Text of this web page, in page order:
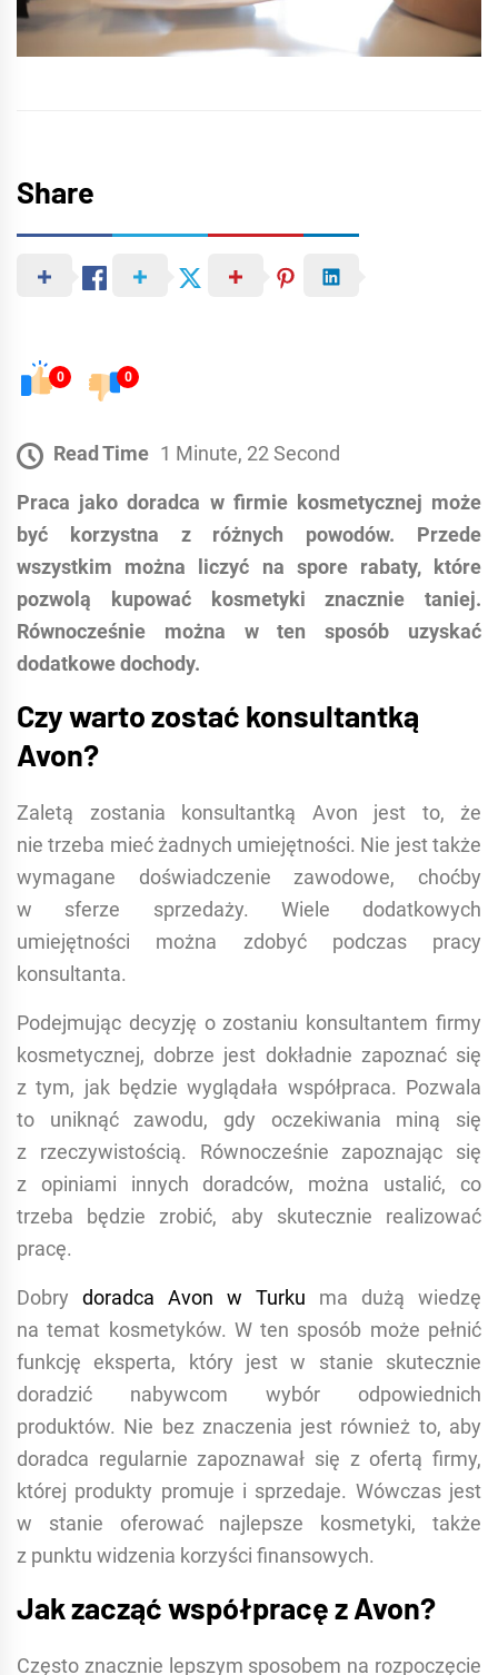
Share
0 0
Read Time 1 Minute, 22 Second
Praca jako doradca w firmie kosmetycznej może
być korzystna z różnych powodów. Przede
wszystkim można liczyć na spore rabaty, które
pozwolą kupować kosmetyki znacznie taniej.
Równocześnie można w ten sposób uzyskać
dodatkowe dochody.
Czy warto zostać konsultantką
Avon?
Zaletą zostania konsultantką Avon jest to, że
nie trzeba mieć żadnych umiejętności. Nie jest także
wymagane doświadczenie zawodowe, choćby
w sferze sprzedaży. Wiele dodatkowych
umiejętności można zdobyć podczas pracy
konsultanta.
Podejmując decyzję o zostaniu konsultantem firmy
kosmetycznej, dobrze jest dokładnie zapoznać się
z tym, jak będzie wyglądała współpraca. Pozwala
to uniknąć zawodu, gdy oczekiwania miną się
z rzeczywistością. Równocześnie zapoznając się
z opiniami innych doradców, można ustalić, co
trzeba będzie zrobić, aby skutecznie realizować
pracę.
Dobry doradca Avon w Turku ma dużą wiedzę
na temat kosmetyków. W ten sposób może pełnić
funkcję eksperta, który jest w stanie skutecznie
doradzić nabywcom wybór odpowiednich
produktów. Nie bez znaczenia jest również to, aby
doradca regularnie zapoznawał się z ofertą firmy,
której produkty promuje i sprzedaje. Wówczas jest
w stanie oferować najlepsze kosmetyki, także
z punktu widzenia korzyści finansowych.
Jak zacząć współpracę z Avon?
Często znacznie lepszym sposobem na rozpoczęcie